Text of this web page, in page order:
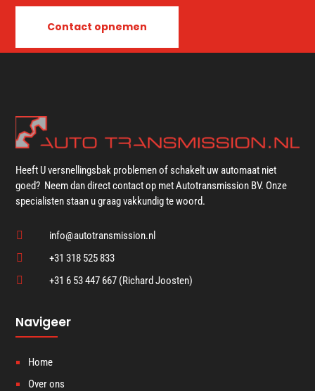
Contact opnemen
Heeft U versnellingsbak problemen of schakelt uw automaat niet
goed? Neem dan direct contact op met Autotransmission BV. Onze
specialisten staan u graag vakkundig te woord.
 info@autotransmission.nl
 +31 318 525 833
 +31 6 53 447 667 (Richard Joosten)
Navigeer
Home
Over ons